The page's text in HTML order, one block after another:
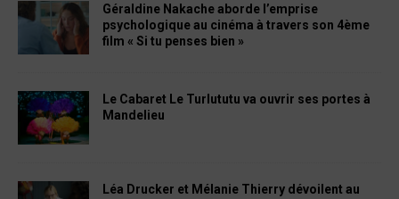
Géraldine Nakache aborde l’emprise
psychologique au cinéma à travers son 4ème
film « Si tu penses bien »
Le Cabaret Le Turlututu va ouvrir ses portes à
Mandelieu
Léa Drucker et Mélanie Thierry dévoilent au